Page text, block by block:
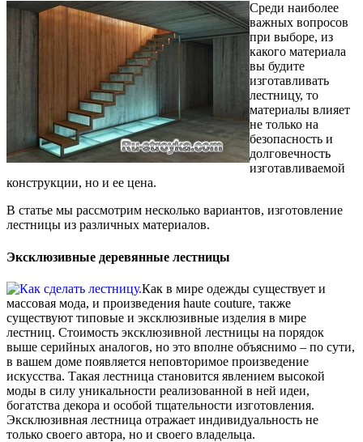
Среди наиболее
важных вопросов
при выборе, из
какого материала
вы будите
изготавливать
лестницу, то
материалы влияет
не только на
безопасность и
долговечность
изготавливаемой
конструкции, но и ее цена.
В статье мы рассмотрим несколько вариантов, изготовление
лестницы из различных материалов.
Эксклюзивные деревянные лестницы
Как в мире одежды существует и
массовая мода, и произведения haute couture, также
существуют типовые и эксклюзивные изделия в мире
лестниц. Стоимость эксклюзивной лестницы на порядок
выше серийных аналогов, но это вполне объяснимо – по сути,
в вашем доме появляется неповторимое произведение
искусства. Такая лестница становится явлением высокой
моды в силу уникальности реализованной в ней идеи,
богатства декора и особой тщательности изготовления.
Эксклюзивная лестница отражает индивидуальность не
только своего автора, но и своего владельца.